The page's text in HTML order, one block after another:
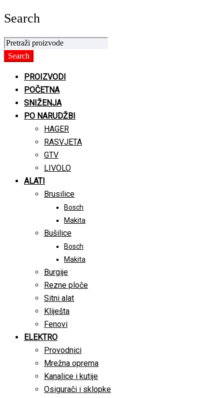
Search
PROIZVODI
POČETNA
SNIŽENJA
PO NARUDŽBI
HAGER
RASVJETA
GTV
LIVOLO
ALATI
Brusilice
Bosch
Makita
Bušilice
Bosch
Makita
Burgije
Rezne ploče
Sitni alat
Kliješta
Fenovi
ELEKTRO
Provodnici
Mrežna oprema
Kanalice i kutije
Osigurači i sklopke